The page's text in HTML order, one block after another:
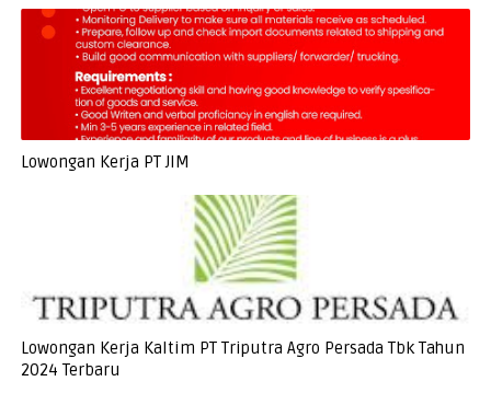
Lowongan Kerja PT JIM
Lowongan Kerja Kaltim PT Triputra Agro Persada Tbk Tahun
2024 Terbaru